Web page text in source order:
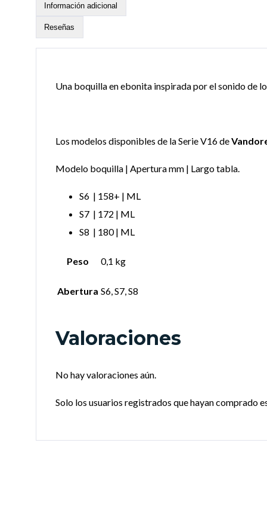
Información adicional
Reseñas
Una boquilla en ebonita inspirada por el sonido de
Los modelos disponibles de la Serie V16 de
Modelo boquilla | Apertura mm | Largo tabla.
S6 | 158+ | ML
S7 | 172 | ML
S8 | 180 | ML
Peso 0,1 kg
Abertura S6, S7, S8
Valoraciones
No hay valoraciones aún.
Solo los usuarios registrados que hayan comprado